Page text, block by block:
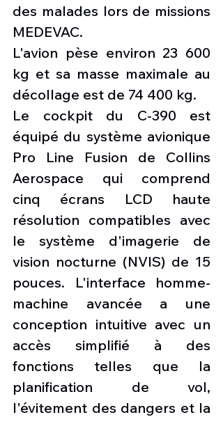
des malades lors de missions
MEDEVAC.
L'avion pèse environ 23 600
kg et sa masse maximale au
décollage est de 74 400 kg.
Le cockpit du C-390 est
équipé du système avionique
Pro Line Fusion de Collins
Aerospace qui comprend
cinq écrans LCD haute
résolution compatibles avec
le système d'imagerie de
vision nocturne (NVIS) de 15
pouces. L'interface homme-
machine avancée a une
conception intuitive avec un
accès simplifié à des
fonctions telles que la
planification de vol,
l'évitement des dangers et la